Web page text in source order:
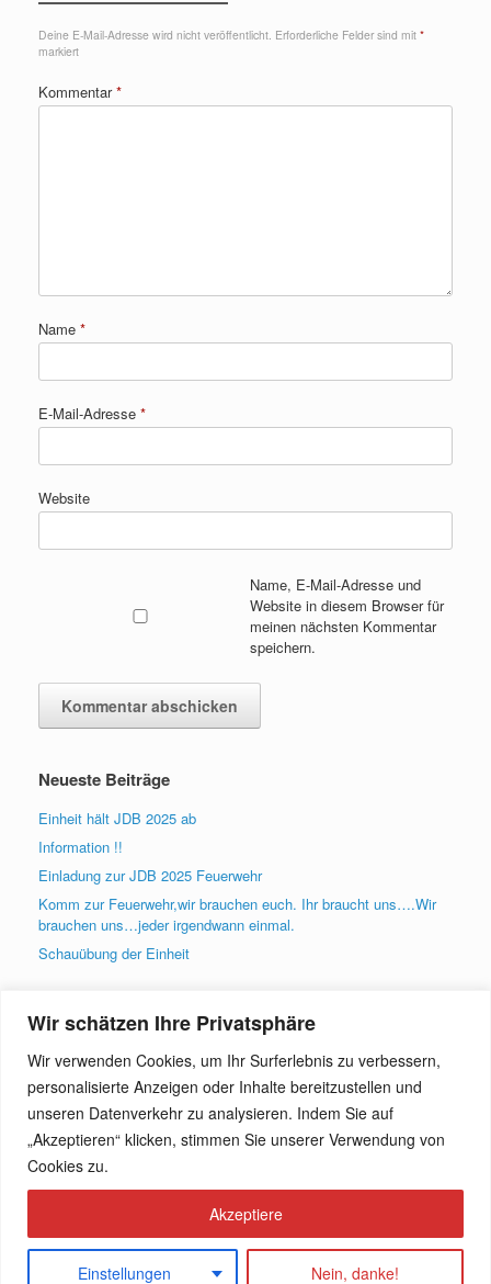
Wir schätzen Ihre Privatsphäre
Wir verwenden Cookies, um Ihr Surferlebnis zu verbessern,
personalisierte Anzeigen oder Inhalte bereitzustellen und
unseren Datenverkehr zu analysieren. Indem Sie auf
„Akzeptieren“ klicken, stimmen Sie unserer Verwendung von
Cookies zu.
Einstellungen Nein, danke!
Akzeptiere
Deine E-Mail-Adresse wird nicht veröffentlicht. Erforderliche Felder sind mit *
markiert
Kommentar*
Name *
E-Mail-Adresse *
Website
Name, E-Mail-Adresse und
Website in diesem Browser für
meinen nächsten Kommentar
speichern.
Neueste Beiträge
Einheit hält JDB 2025 ab
Information !!
Einladung zur JDB 2025 Feuerwehr
Komm zur Feuerwehr,wir brauchen euch. Ihr braucht uns….Wir
brauchen uns…jeder irgendwann einmal.
Schauübung der Einheit
Archiv
Archiv
Kontakt
Datenschutzerklärung
Theme by